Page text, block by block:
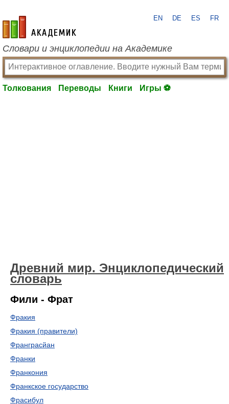
academic.ru
EN DE ES FR
Словари и энциклопедии на Академике
Толкования Переводы Книги Игры ⚽
Древний мир. Энциклопедический
словарь
Фили - Фрат
Фракия
Фракия (правители)
Франграсйан
Франки
Франкония
Франкское государство
Фрасибул